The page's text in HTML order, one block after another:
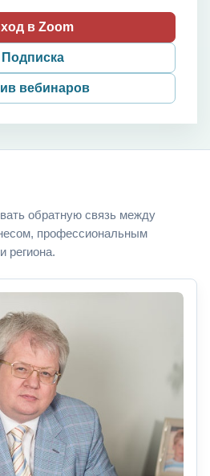
в Zoom
Подписка
вебинаров
обратную связь между
профессиональным
региона.